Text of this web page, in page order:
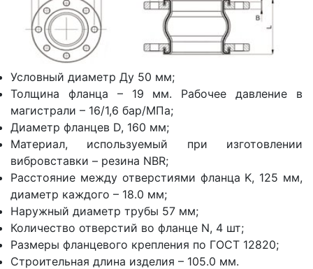
Условный диаметр Ду 50 мм;
Толщина фланца – 19 мм. Рабочее давление в
магистрали – 16/1,6 бар/МПа;
Диаметр фланцев D, 160 мм;
Материал, используемый при изготовлении
вибровставки – резина NBR;
Расстояние между отверстиями фланца K, 125 мм,
диаметр каждого – 18.0 мм;
Наружный диаметр трубы 57 мм;
Количество отверстий во фланце N, 4 шт;
Размеры фланцевого крепления по ГОСТ 12820;
Строительная длина изделия – 105.0 мм.